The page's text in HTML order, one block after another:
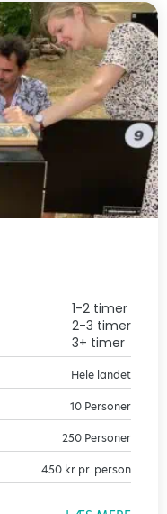
1-2 timer
2-3 timer
3+ timer
Hele landet
10 Personer
250 Personer
450 kr pr. person